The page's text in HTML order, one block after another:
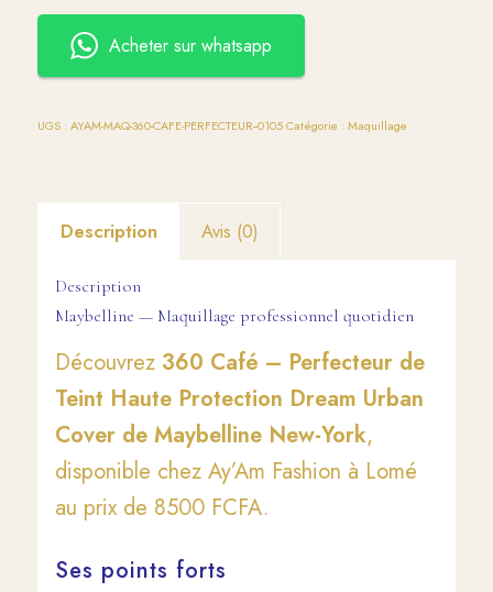
Acheter sur whatsapp
UGS : AYAM-MAQ-360-CAFE-PERFECTEUR--0105 Catégorie : Maquillage
Description Avis (0)
Description
Maybelline — Maquillage professionnel quotidien
Découvrez 360 Café – Perfecteur de
Teint Haute Protection Dream Urban
Cover de Maybelline New-York,
disponible chez Ay’Am Fashion à Lomé
au prix de 8500 FCFA.
Ses points forts